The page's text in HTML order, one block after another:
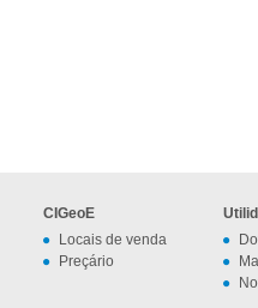
CIGeoE
Locais de venda
Preçário